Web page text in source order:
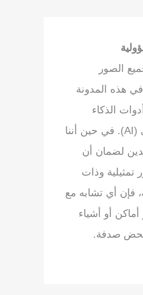
الصور
هذه المدونة
الذكاء
الاصطناعي (AI). في حين أننا
لضمان أن
تمثيلية وذات
فإن أي تشابه مع
أو أشياء
صدفة.